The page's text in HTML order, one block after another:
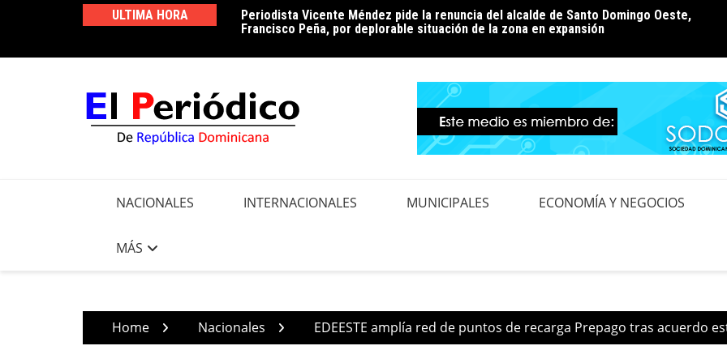
ULTIMA HORA
Periodista Vicente Méndez pide la renuncia del alcalde de Santo Domingo Oeste,
Francisco Peña, por deplorable situación de la zona en expansión
Luz 24 horas o reducción de pérdidas: la conversación que el país aún tiene
pendiente
NACIONALES INTERNACIONALES MUNICIPALES ECONOMÍA Y NEGOCIOS
MÁS
Home Nacionales EDEESTE amplía red de puntos de recarga Prepago tras acuerdo